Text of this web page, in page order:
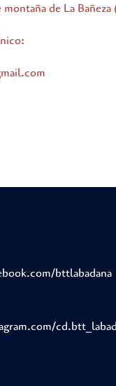
de La Bañeza
bttlabadana